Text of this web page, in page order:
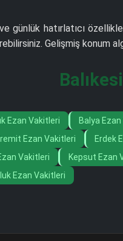
günlük hatırlatıcı
Gelişmiş konum
Ezan Vakitleri Balya
Ezan Vakitleri Erdek
Vakitleri Kepsut Ezan
Ezan Vakitleri